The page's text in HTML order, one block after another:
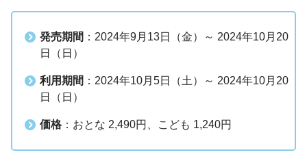
発売期間 ：2024年9月13日（金）～ 2024年10月20
日（日）
利用期間 ：2024年10月5日（土）～ 2024年10月20
日（日）
価格 ：おとな 2,490円、こども 1,240円